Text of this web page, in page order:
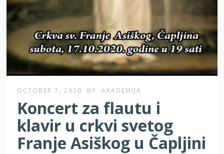
OCTOBER 7, 2020 BY AKADEMIJA
Koncert za flautu i
klavir u crkvi svetog
Franje Asiškog u Čapljini